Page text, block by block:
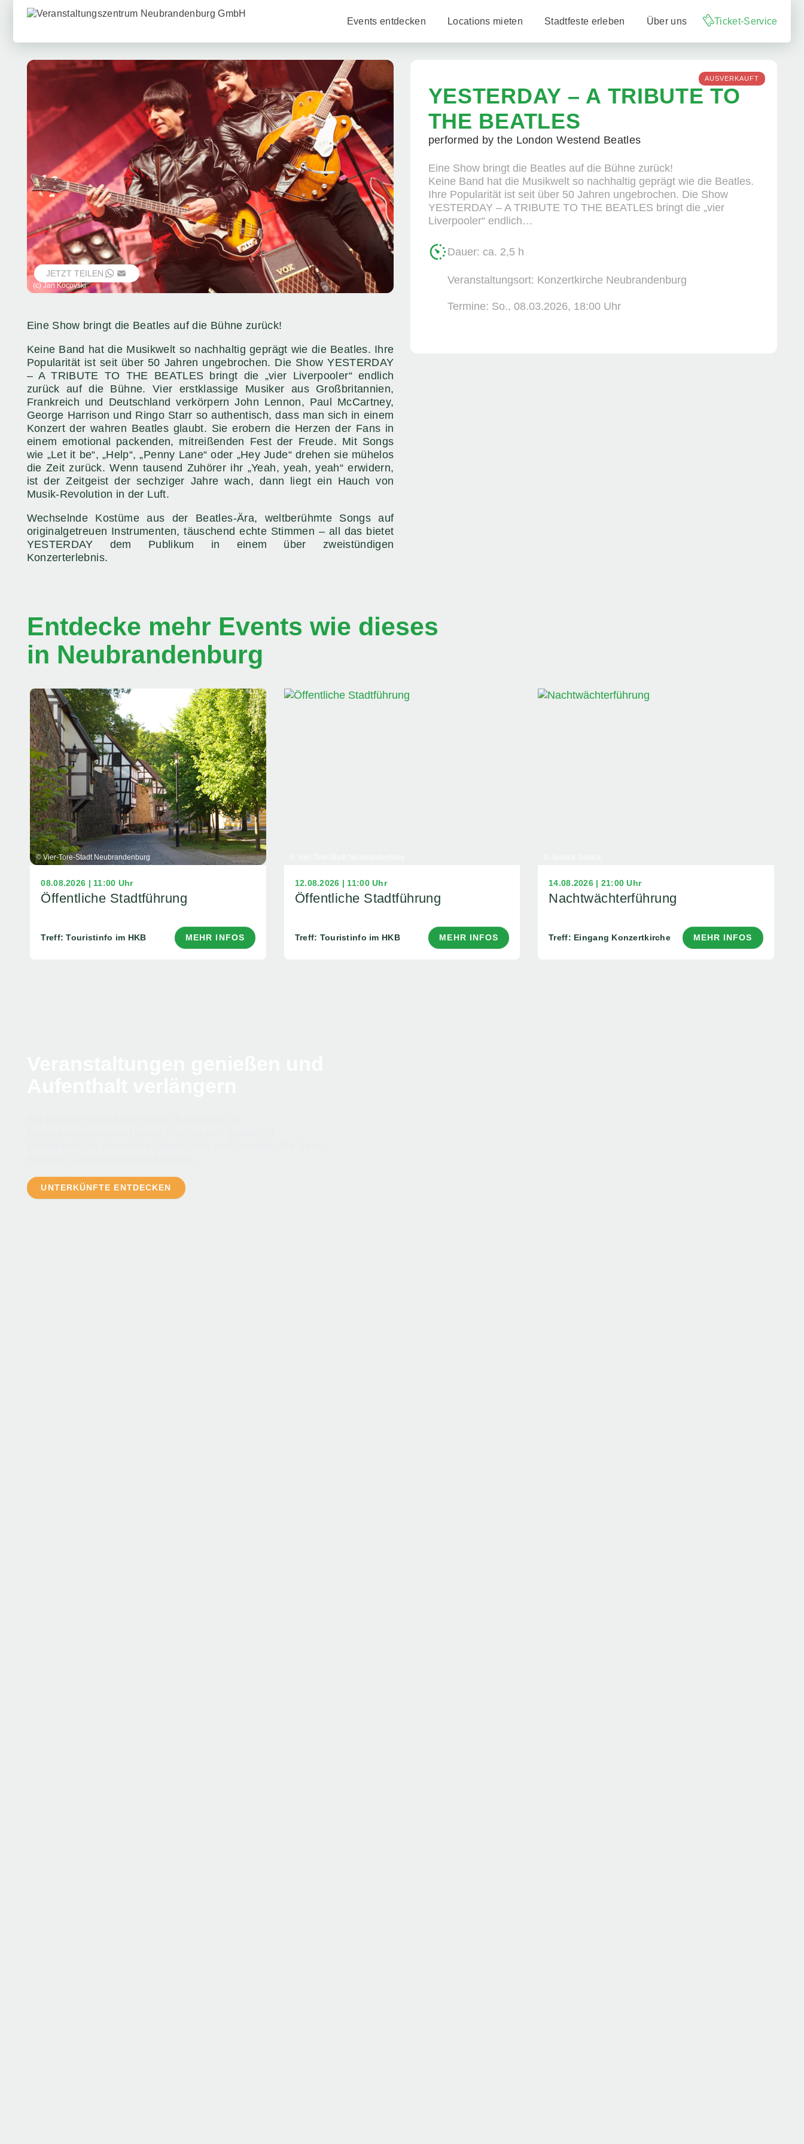
Events entdecken Locations mieten Stadtfeste erleben Über uns Ticket-Service
(c) Jan Kocovski
JETZT TEILEN
WHATSAPP
EMAIL
Eine Show bringt die Beatles auf die Bühne zurück!
Keine Band hat die Musikwelt so nachhaltig geprägt wie die Beatles. Ihre
Popularität ist seit über 50 Jahren ungebrochen. Die Show YESTERDAY
– A TRIBUTE TO THE BEATLES bringt die „vier Liverpooler“ endlich
zurück auf die Bühne. Vier erstklassige Musiker aus Großbritannien,
Frankreich und Deutschland verkörpern John Lennon, Paul McCartney,
George Harrison und Ringo Starr so authentisch, dass man sich in einem
Konzert der wahren Beatles glaubt. Sie erobern die Herzen der Fans in
einem emotional packenden, mitreißenden Fest der Freude. Mit Songs
wie „Let it be“, „Help“, „Penny Lane“ oder „Hey Jude“ drehen sie mühelos
die Zeit zurück. Wenn tausend Zuhörer ihr „Yeah, yeah, yeah“ erwidern,
ist der Zeitgeist der sechziger Jahre wach, dann liegt ein Hauch von
Musik-Revolution in der Luft.
Wechselnde Kostüme aus der Beatles-Ära, weltberühmte Songs auf
originalgetreuen Instrumenten, täuschend echte Stimmen – all das bietet
YESTERDAY dem Publikum in einem über zweistündigen
Konzerterlebnis.
AUSVERKAUFT
YESTERDAY – A TRIBUTE TO
THE BEATLES
performed by the London Westend Beatles
Eine Show bringt die Beatles auf die Bühne zurück!
Keine Band hat die Musikwelt so nachhaltig geprägt wie die Beatles.
Ihre Popularität ist seit über 50 Jahren ungebrochen. Die Show
YESTERDAY – A TRIBUTE TO THE BEATLES bringt die „vier
Liverpooler“ endlich…
Dauer: ca. 2,5 h
Veranstaltungsort: Konzertkirche Neubrandenburg
Termine: So., 08.03.2026, ­18:00 Uhr
Entdecke mehr Events wie dieses
in Neubrandenburg
© Vier-Tore-Stadt Neubrandenburg
08.08.2026 | 11:00 Uhr
Öffentliche Stadtführung
Treff: Touristinfo im HKB MEHR INFOS
12.08.2026 | 11:00 Uhr
Öffentliche Stadtführung
Treff: Touristinfo im HKB MEHR INFOS
14.08.2026 | 21:00 Uhr
Nachtwächterführung
Treff: Eingang Konzertkirche MEHR INFOS
UNTERKÜNFTE ENTDECKEN